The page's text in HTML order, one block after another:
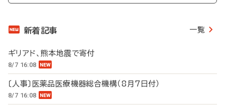
新着記事 一覧
ギリアド、熊本地震で寄付
8/7 16:08
〔人事〕医薬品医療機器総合機構（8月7日付）
8/7 16:08